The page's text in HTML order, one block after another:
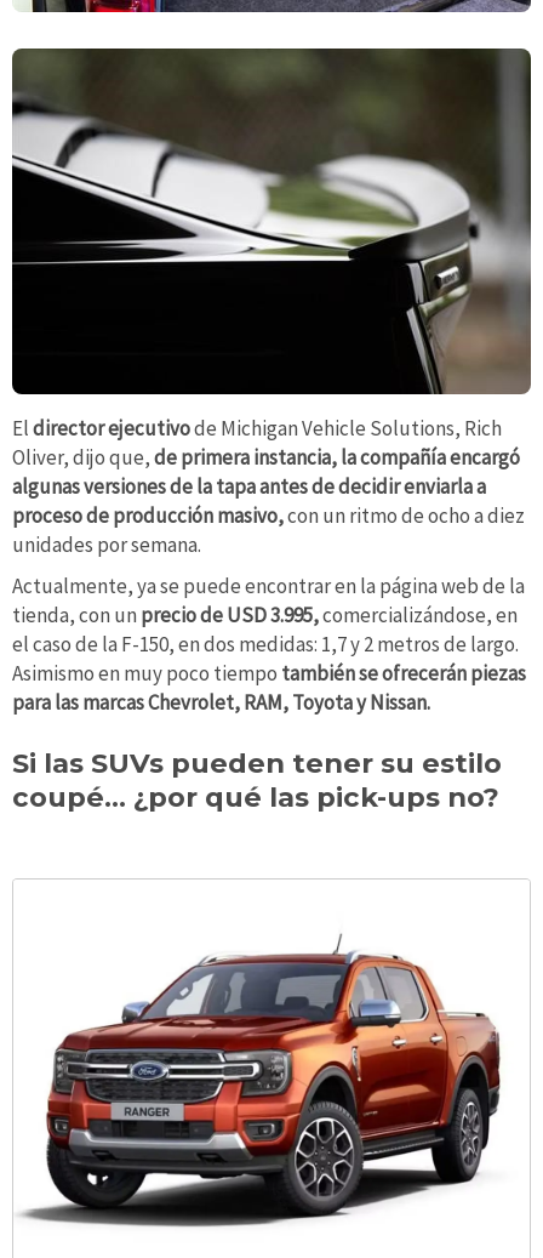
Eldirector ejecutivode Michigan Vehicle Solutions, Rich
Oliver, dijo que,de primera instancia, la compañía encargó
algunas versiones de la tapa antes de decidir enviarla a
proceso de producción masivo,con un ritmo de ocho a diez
unidades por semana.
Actualmente, ya se puede encontrar en la página web de la
tienda, con un precio de USD 3.995,comercializándose, en
el caso de la F-150, en dos medidas: 1,7 y 2 metros de largo.
Asimismo en muy poco tiempo también se ofrecerán piezas
para las marcas Chevrolet, RAM, Toyota y Nissan.
Si las SUVs pueden tener su estilo
coupé... ¿por qué las pick-ups no?